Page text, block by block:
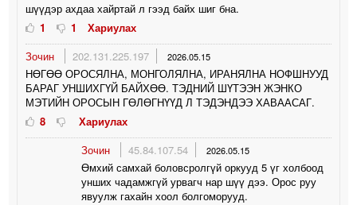
шүүдэр ахдаа хайртай л гээд байх шиг бна.
1
1
Хариулах
Зочин
202.131.225.197 2026.05.15
НӨГӨӨ ОРОСЯЛНА, МОНГОЛЯЛНА, ИРАНЯЛНА НОФШНУУД
БАРАГ УНШИХГҮЙ БАЙХӨӨ. ТЭДНИЙ ШҮТЭЭН ЖЭНКО
МЭТИЙН ОРОСЫН ГӨЛӨГНҮҮД Л ТЭДЭНДЭЭ ХАВААСАГ.
8
Хариулах
Зочин
45.84.107.54 2026.05.15
Өмхий самхай боловсролгүй оркууд 5 үг холбоод
унших чадамжгүй урвагч нар шүү дээ. Орос руу
явуулж гахайн хоол болгоморууд.